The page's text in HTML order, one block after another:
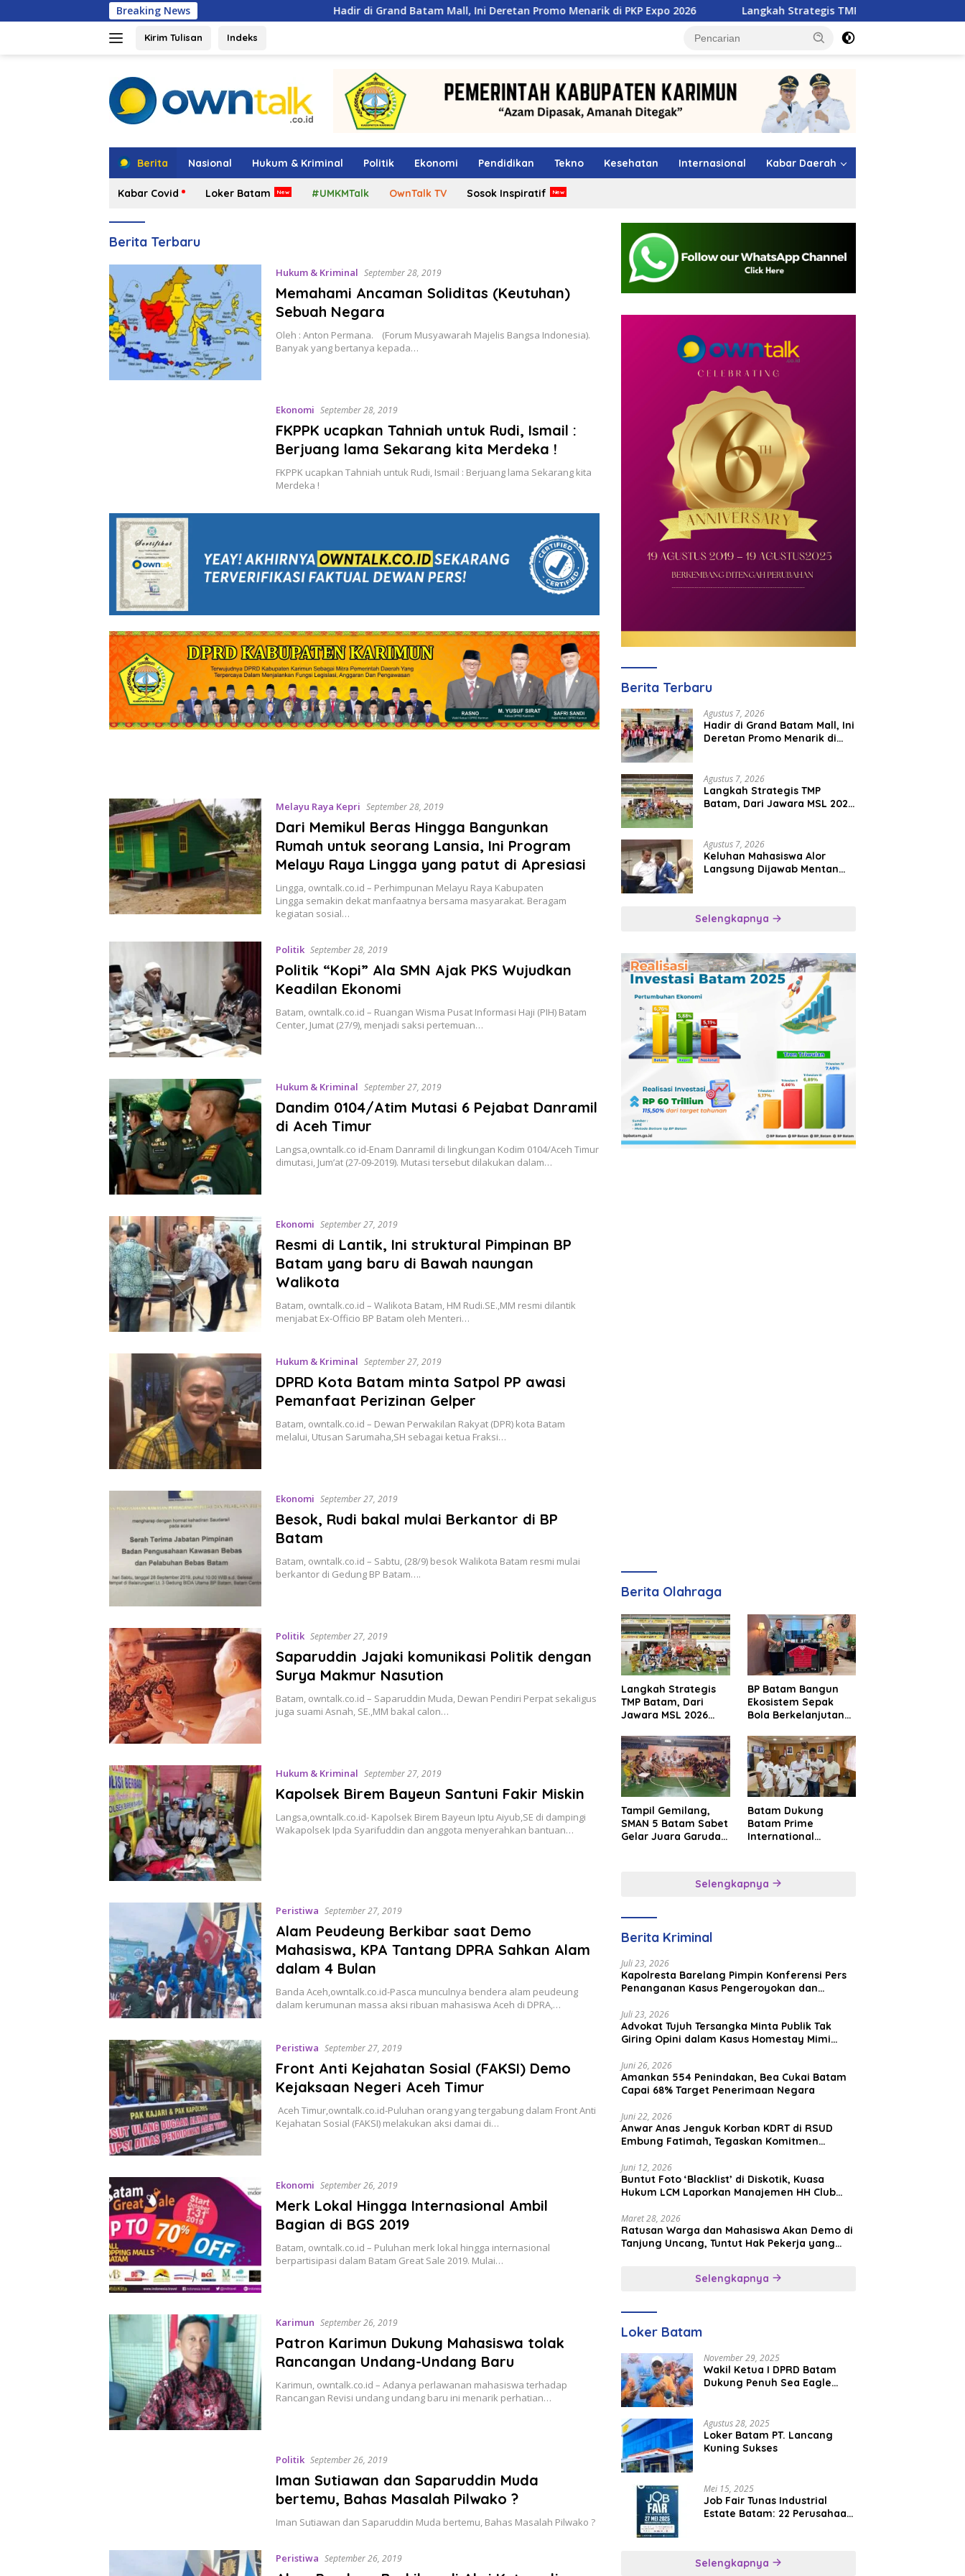
ke
Breaking News Hadir di Grand Batam Mall, Ini Deretan Promo Menarik di PKP Expo 2026 Langkah Strategis TMP Batam, Dari Jawara MSL 2026 Menuju
Kirim Tulisan Indeks
Berita Nasional Hukum & Kriminal Politik Ekonomi Pendidikan Tekno Kesehatan Internasional Kabar Daerah
Kabar Covid Loker Batam #UMKMTalk OwnTalk TV Sosok Inspiratif
Own
Berita Terbaru
Hukum & Kriminal September 28, 2019
Memahami Ancaman Soliditas (Keutuhan)
Sebuah Negara
Oleh : Anton Permana. (Forum Musyawarah Majelis Bangsa Indonesia).
Banyak yang bertanya kepada…
Ekonomi September 28, 2019
FKPPK ucapkan Tahniah untuk Rudi, Ismail :
Berjuang lama Sekarang kita Merdeka !
FKPPK ucapkan Tahniah untuk Rudi, Ismail : Berjuang lama Sekarang kita
Merdeka !
Melayu Raya Kepri September 28, 2019
Dari Memikul Beras Hingga Bangunkan
Rumah untuk seorang Lansia, Ini Program
Melayu Raya Lingga yang patut di Apresiasi
Lingga, owntalk.co.id – Perhimpunan Melayu Raya Kabupaten
Lingga semakin dekat manfaatnya bersama masyarakat. Beragam
kegiatan sosial…
Politik September 28, 2019
Politik “Kopi” Ala SMN Ajak PKS Wujudkan
Keadilan Ekonomi
Batam, owntalk.co.id – Ruangan Wisma Pusat Informasi Haji (PIH) Batam
Center, Jumat (27/9), menjadi saksi pertemuan…
Hukum & Kriminal September 27, 2019
Dandim 0104/Atim Mutasi 6 Pejabat Danramil
di Aceh Timur
Langsa,owntalk.co id-Enam Danramil di lingkungan Kodim 0104/Aceh Timur
dimutasi, Jum’at (27-09-2019). Mutasi tersebut dilakukan dalam…
Ekonomi September 27, 2019
Resmi di Lantik, Ini struktural Pimpinan BP
Batam yang baru di Bawah naungan
Walikota
Batam, owntalk.co.id – Walikota Batam, HM Rudi.SE.,MM resmi dilantik
menjabat Ex-Officio BP Batam oleh Menteri…
Hukum & Kriminal September 27, 2019
DPRD Kota Batam minta Satpol PP awasi
Pemanfaat Perizinan Gelper
Batam, owntalk.co.id – Dewan Perwakilan Rakyat (DPR) kota Batam
melalui, Utusan Sarumaha,SH sebagai ketua Fraksi…
Ekonomi September 27, 2019
Besok, Rudi bakal mulai Berkantor di BP
Batam
Batam, owntalk.co.id – Sabtu, (28/9) besok Walikota Batam resmi mulai
berkantor di Gedung BP Batam….
Politik September 27, 2019
Saparuddin Jajaki komunikasi Politik dengan
Surya Makmur Nasution
Batam, owntalk.co.id – Saparuddin Muda, Dewan Pendiri Perpat sekaligus
juga suami Asnah, SE.,MM bakal calon…
Hukum & Kriminal September 27, 2019
Kapolsek Birem Bayeun Santuni Fakir Miskin
Langsa,owntalk.co.id- Kapolsek Birem Bayeun Iptu Aiyub,SE di dampingi
Wakapolsek Ipda Syarifuddin dan anggota menyerahkan bantuan…
Peristiwa September 27, 2019
Alam Peudeung Berkibar saat Demo
Mahasiswa, KPA Tantang DPRA Sahkan Alam
dalam 4 Bulan
Banda Aceh,owntalk.co.id-Pasca munculnya bendera alam peudeung
dalam kerumunan massa aksi ribuan mahasiswa Aceh di DPRA,…
Peristiwa September 27, 2019
Front Anti Kejahatan Sosial (FAKSI) Demo
Kejaksaan Negeri Aceh Timur
Aceh Timur,owntalk.co.id-Puluhan orang yang tergabung dalam Front Anti
Kejahatan Sosial (FAKSI) melakukan aksi damai di…
Ekonomi September 26, 2019
Merk Lokal Hingga Internasional Ambil
Bagian di BGS 2019
Batam, owntalk.co.id – Puluhan merk lokal hingga internasional
berpartisipasi dalam Batam Great Sale 2019. Mulai…
Karimun September 26, 2019
Patron Karimun Dukung Mahasiswa tolak
Rancangan Undang-Undang Baru
Karimun, owntalk.co.id – Adanya perlawanan mahasiswa terhadap
Rancangan Revisi undang undang baru ini menarik perhatian…
Politik September 26, 2019
Iman Sutiawan dan Saparuddin Muda
bertemu, Bahas Masalah Pilwako ?
Iman Sutiawan dan Saparuddin Muda bertemu, Bahas Masalah Pilwako ?
Peristiwa September 26, 2019
Berita Terbaru
Agustus 7, 2026
Hadir di Grand Batam Mall, Ini
Deretan Promo Menarik di
Agustus 7, 2026
Langkah Strategis TMP
Batam, Dari Jawara MSL 2026
Agustus 7, 2026
Keluhan Mahasiswa Alor
Langsung Dijawab Mentan
Selengkapnya
Berita Olahraga
Langkah Strategis
TMP Batam, Dari
Jawara MSL 2026
Internasional
BP Batam Bangun
Ekosistem Sepak
Bola Berkelanjutan
Premier FC
Tampil Gemilang,
SMAN 5 Batam Sabet
Gelar Juara Garuda
Batam Dukung
Batam Prime
International
Tourism dan
Selengkapnya
Berita Kriminal
Juli 23, 2026
Kapolresta Barelang Pimpin Konferensi Pers
Penanganan Kasus Pengeroyokan dan
Juli 23, 2026
Advokat Tujuh Tersangka Minta Publik Tak
Giring Opini dalam Kasus Homestay Mimi
Juni 26, 2026
Amankan 554 Penindakan, Bea Cukai Batam
Capai 68% Target Penerimaan Negara
Juni 22, 2026
Anwar Anas Jenguk Korban KDRT di RSUD
Embung Fatimah, Tegaskan Komitmen
Juni 12, 2026
Buntut Foto ‘Blacklist’ di Diskotik, Kuasa
Hukum LCM Laporkan Manajemen HH Club
Maret 28, 2026
Ratusan Warga dan Mahasiswa Akan Demo di
Tanjung Uncang, Tuntut Hak Pekerja yang
Selengkapnya
Loker Batam
November 29, 2025
Wakil Ketua I DPRD Batam
Dukung Penuh Sea Eagle
Agustus 28, 2025
Loker Batam PT. Lancang
Kuning Sukses
Mei 15, 2025
Job Fair Tunas Industrial
Estate Batam: 22 Perusahaan
Selengkapnya